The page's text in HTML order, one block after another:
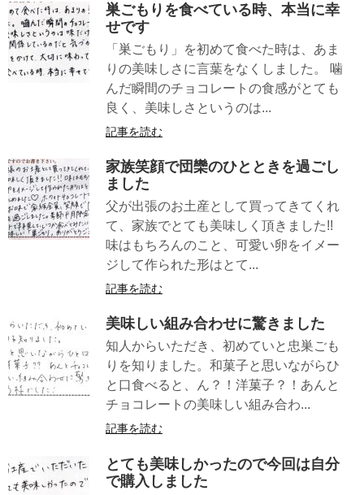
巣ごもりを食べている時、本当に幸
せです
「巣ごもり」を初めて食べた時は、あま
りの美味しさに言葉をなくしました。 噛
んだ瞬間のチョコレートの食感がとても
良く、美味しさというのは...
記事を読む
家族笑顔で団欒のひとときを過ごし
ました
父が出張のお土産として買ってきてくれ
て、家族でとても美味しく頂きました!!
味はもちろんのこと、可愛い卵をイメー
ジして作られた形はとて...
記事を読む
美味しい組み合わせに驚きました
知人からいただき、初めていと忠巣ごも
りを知りました。和菓子と思いながらひ
と口食べると、ん？！洋菓子？！あんと
チョコレートの美味しい組み合わ...
記事を読む
とても美味しかったので今回は自分
で購入しました